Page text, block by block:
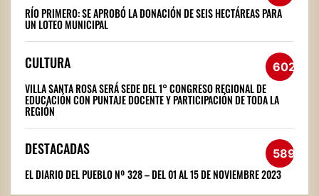
RÍO PRIMERO: SE APROBÓ LA DONACIÓN DE SEIS HECTÁREAS PARA
UN LOTEO MUNICIPAL
CULTURA 602
VILLA SANTA ROSA SERÁ SEDE DEL 1° CONGRESO REGIONAL DE
EDUCACIÓN CON PUNTAJE DOCENTE Y PARTICIPACIÓN DE TODA LA
REGIÓN
DESTACADAS 589
EL DIARIO DEL PUEBLO Nº 328 – DEL 01 AL 15 DE NOVIEMBRE 2023